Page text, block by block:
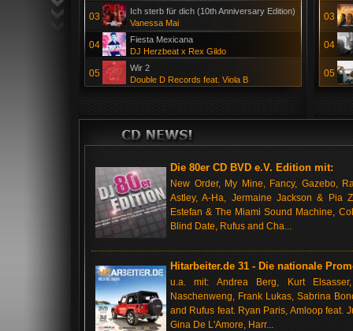
03
Ich sterb für dich (10th Anniversary Edition)
Vanessa Mai
04
Fiesta Mexicana
DJ Herzbeat x Rex Gildo
05
Wir 2
Double D Records feat. Viola B
03
04
05
Die 80er CD BVD e.V. Edition mit:
New Order, My Mine, Fancy, Gazebo,
Astley, A-Ha, Jermaine Jackson & Pia
Estefan & The Miami Sound Machine,
Blind Date, Rufus and Cha...
Hitarbeiter.de 31 - Die nationale
u.a. mit: Andrea Berg, Kurt
Naschenweng, Frank Lukas, Sabrina
and Rufus feat. Ryan Paris, Amloop feat.
Gina De L'Amore, Harr...